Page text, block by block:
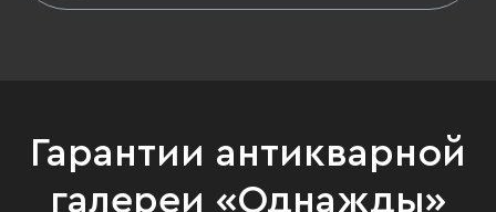
Гарантии антикварной
галереи «Однажды»